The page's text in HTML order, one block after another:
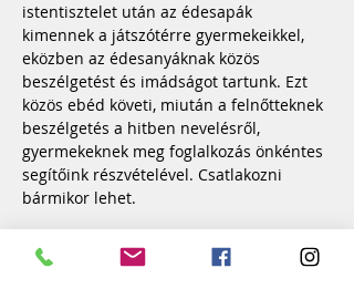
istentisztelet után az édesapák
kimennek a játszótérre gyermekeikkel,
eközben az édesanyáknak közös
beszélgetést és imádságot tartunk. Ezt
közös ebéd követi, miután a felnőtteknek
beszélgetés a hitben nevelésről,
gyermekeknek meg foglalkozás önkéntes
segítőink részvételével. Csatlakozni
bármikor lehet.